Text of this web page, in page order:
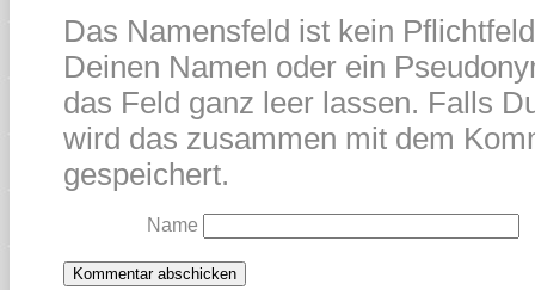
Das Namensfeld ist kein
Deinen Namen oder ein
das Feld ganz leer lassen. Falls
wird das zusammen mit dem
gespeichert.
Name